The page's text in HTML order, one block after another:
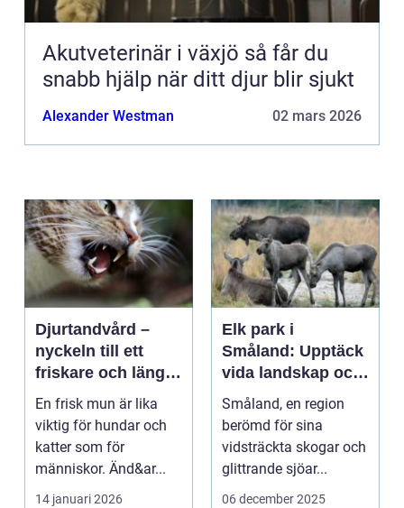
Akutveterinär i växjö så får du
snabb hjälp när ditt djur blir sjukt
Alexander Westman 02 mars 2026
Djurtandvård –
nyckeln till ett
friskare och längre
liv för hund och
katt
En frisk mun är lika
viktig för hundar och
katter som för
människor. Änd&ar...
14 januari 2026
Elk park i
Småland: Upptäck
vida landskap och
majestätiska älgar
Småland, en region
berömd för sina
vidsträckta skogar och
glittrande sjöar...
06 december 2025